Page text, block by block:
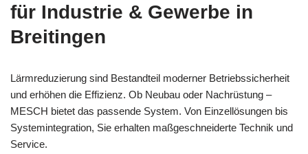
für Industrie & Gewerbe in
Breitingen
Lärmreduzierung sind Bestandteil moderner Betriebssicherheit
und erhöhen die Effizienz. Ob Neubau oder Nachrüstung –
MESCH bietet das passende System. Von Einzellösungen bis
Systemintegration, Sie erhalten maßgeschneiderte Technik und
Service.